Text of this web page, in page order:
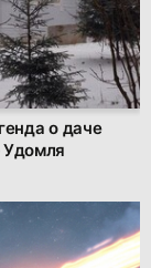
о даче